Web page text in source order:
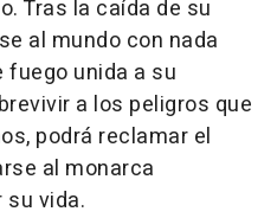
Tras la caída de su
al mundo con nada
fuego unida a su
a los peligros que
podrá reclamar el
al monarca
vida.